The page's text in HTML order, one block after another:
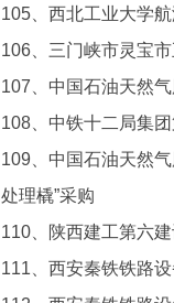
105、西北工业大学
106、三门峡市灵宝
107、中国石油天然
108、中铁十二局集
109、中国石油天然
处理橇”采购
110、陕西建工第六
111、西安秦铁铁路